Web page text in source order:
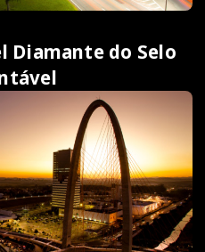
Diamante do Selo